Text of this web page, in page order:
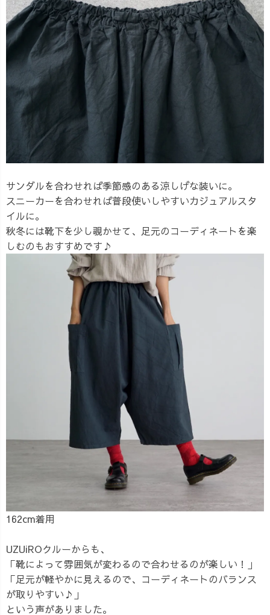
サンダルを合わせれば季節感のある涼しげな装いに。
スニーカーを合わせれば普段使いしやすいカジュアルスタ
イルに。
秋冬には靴下を少し覗かせて、足元のコーディネートを楽
しむのもおすすめです♪
162cm着用
UZUiROクルーからも、
「靴によって雰囲気が変わるので合わせるのが楽しい！」
「足元が軽やかに見えるので、コーディネートのバランス
が取りやすい♪」
という声がありました。